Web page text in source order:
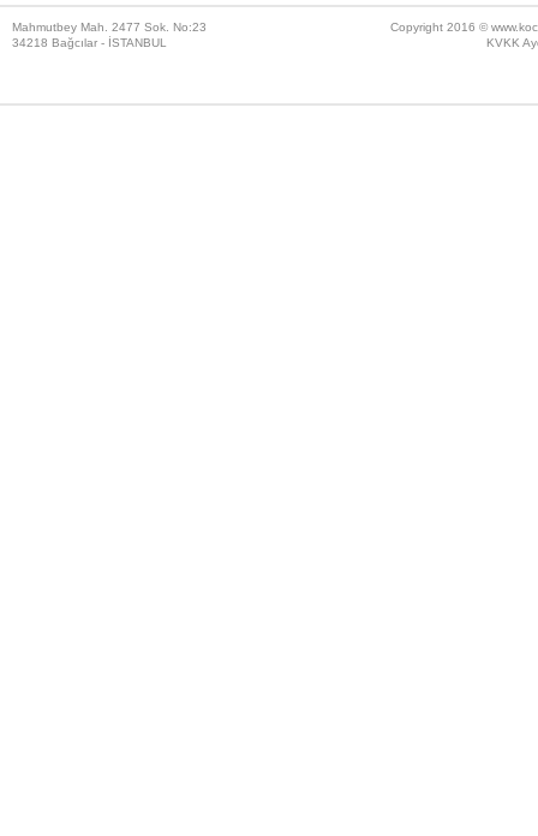
Mahmutbey Mah. 2477 Sok. No:23
34218 Bağcılar - İSTANBUL
Copyright 2016 ©
KVKK